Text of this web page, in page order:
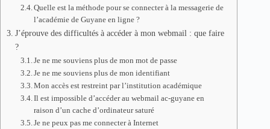
Quelle est la méthode pour se connecter à la messagerie de
l’académie de Guyane en ligne ?
J’éprouve des difficultés à accéder à mon webmail : que faire
?
Je ne me souviens plus de mon mot de passe
Je ne me souviens plus de mon identifiant
Mon accès est restreint par l’institution académique
Il est impossible d’accéder au webmail ac-guyane en
raison d’un cache d’ordinateur saturé
Je ne peux pas me connecter à Internet